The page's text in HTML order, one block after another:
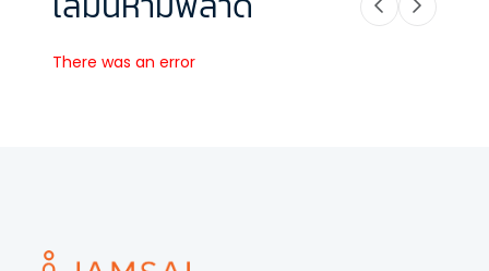
There was an error